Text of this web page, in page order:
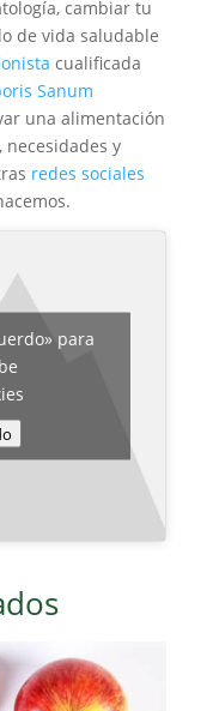
cambiar tu
de vida saludable
cualificada
Sanum
una alimentación
y
redes sociales
para